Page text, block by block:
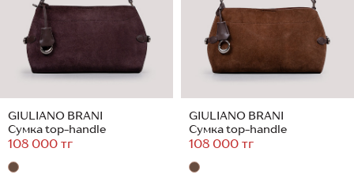
GIULIANO BRANI
Сумка top-handle
108 000 тг
GIULIANO BRANI
Сумка top-handle
108 000 тг